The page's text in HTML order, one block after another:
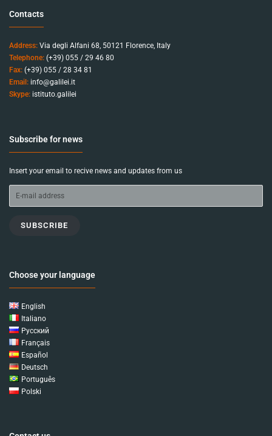
Contacts
Address: Via degli Alfani 68, 50121 Florence, Italy
Telephone: (+39) 055 / 29 46 80
Fax: (+39) 055 / 28 34 81
Email: info@galilei.it
Skype: istituto.galilei
Subscribe for news
Insert your email to recive news and updates from us
SUBSCRIBE
Choose your language
English
Italiano
Русский
Français
Español
Deutsch
Português
Polski